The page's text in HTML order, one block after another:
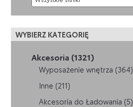
WYBIERZ KATEGORIĘ
Akcesoria (1321)
Wyposażenie wnętrza (364)
Inne (211)
Akcesoria do Ładowania (5)